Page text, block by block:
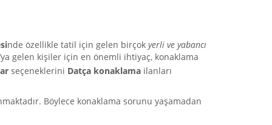
nde özellikle tatil için gelen birçok yerli ve yabancı
gelen kişiler için en önemli ihtiyaç, konaklama
seçeneklerini Datça konaklama ilanları
Böylece konaklama sorunu yaşamadan